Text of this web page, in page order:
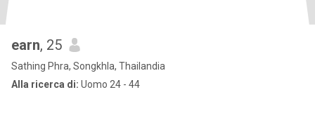
earn, 25
Sathing Phra, Songkhla, Thailandia
Alla ricerca di: Uomo 24 - 44